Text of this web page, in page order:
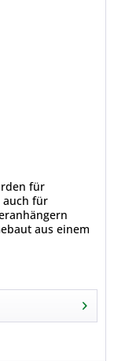
für
auch für
aus einem